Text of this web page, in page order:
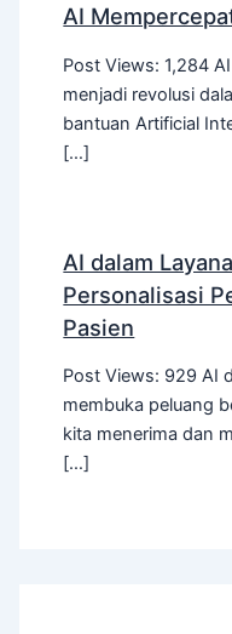
AI
Post Views: 1,284
menjadi revolusi
bantuan Artificial
[…]
AI dalam
Personalisasi
Pasien
Post Views: 929 AI
membuka peluang
kita menerima dan
[…]